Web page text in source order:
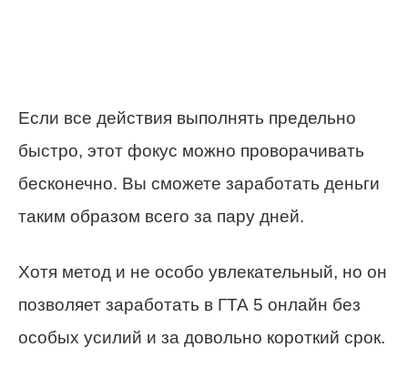
Если все действия выполнять предельно
быстро, этот фокус можно проворачивать
бесконечно. Вы сможете заработать деньги
таким образом всего за пару дней.
Хотя метод и не особо увлекательный, но он
позволяет заработать в ГТА 5 онлайн без
особых усилий и за довольно короткий срок.